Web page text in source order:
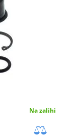
Na zalihi